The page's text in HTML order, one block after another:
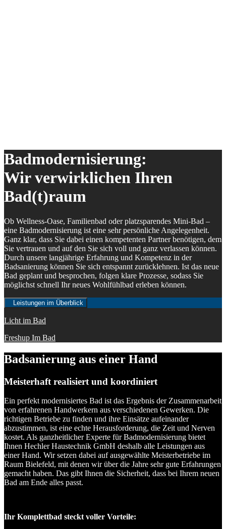
Badmodernisierung:
Wir verwirklichen Ihren
Bad(t)raum
Ob Wellness-Oase, Familienbad oder platzsparendes Mini-Bad –
eine Badmodernisierung ist eine sehr persönliche Angelegenheit.
Ganz klar, dass Sie dabei einen kompetenten Partner benötigen, dem
Sie vertrauen und auf den Sie sich voll und ganz verlassen können.
Durch unsere langjährige Erfahrung und Kompetenz in der
Badsanierung können Sie sich entspannt zurücklehnen. Ist das neue
Bad geplant und besprochen, folgen klare Prozesse, sodass Sie
möglichst schnell Ihr neues Wohlfühlbad erleben können.
Leistungen im Überblick
Licht im Bad
Freshup Im Bad
Badsanierung aus einer Hand
Meisterhaft realisiert und koordiniert
Ein perfekt modernisiertes Bad ist das Ergebnis der Zusammenarbeit
von erfahrenen Handwerkern aus verschiedenen Gewerken. Die
richtigen Betriebe zu finden und ihre Einsätze aufeinander
abzustimmen, ist eine echte Herausforderung, die Zeit und Nerven
kostet. Als ganzheitlicher Experte für Badmodernisierung bietet
Ihnen Hechler Haustechnik GmbH deshalb alle Leistungen aus
einer Hand. Wir setzen dabei auf ausgewählte Meisterbetriebe im
Raum Bielefeld, mit denen wir über die Jahre sehr gute Erfahrungen
gemacht haben. Das gibt Ihnen die Sicherheit, dass bei Ihrem neuen
Bad am Ende alles passt.
Ihr Komplettbad steckt voller Vorteile: